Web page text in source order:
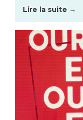
Lire la suite →